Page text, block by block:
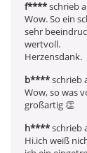
f****schrieb
Wow. So ein
sehr
wertvoll.
Herzensdank.
b****schrieb
Wow, so was
großartig 👏
h****schrieb
Hi.ich weiß